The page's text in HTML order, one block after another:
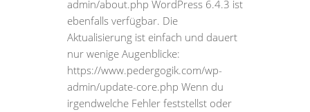
admin/about.php WordPress 6.4.3 ist
ebenfalls verfügbar. Die
Aktualisierung ist einfach und dauert
nur wenige Augenblicke:
https://www.pedergogik.com/wp-
admin/update-core.php Wenn du
irgendwelche Fehler feststellst oder